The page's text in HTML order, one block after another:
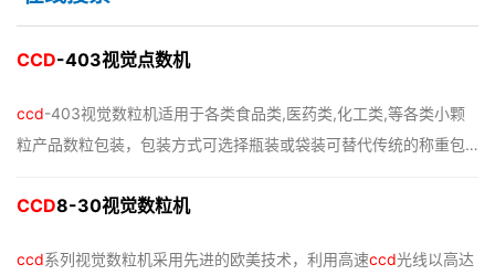
CCD-403视觉点数机
ccd-403视觉数粒机适用于各类食品类,医药类,化工类,等各类小颗
粒产品数粒包装，包装方式可选择瓶装或袋装可替代传统的称重包
视觉数粒机采用高速线扫描
CCD8-30视觉数粒机
ccd系列视觉数粒机采用先进的欧美技术，利用高速ccd光线以高达